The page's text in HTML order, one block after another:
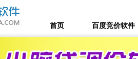
首页 百度竞价软件